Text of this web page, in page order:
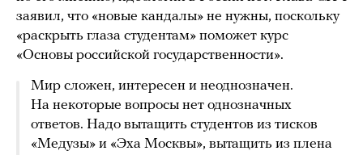
заявил, что «новые кандалы» не нужны, поскольку
«раскрыть глаза студентам» поможет курс
«Основы российской государственности».
Мир сложен, интересен и неоднозначен.
На некоторые вопросы нет однозначных
ответов. Надо вытащить студентов из тисков
«Медузы» и «Эха Москвы», вытащить из плена